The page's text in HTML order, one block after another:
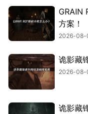
GRAIN
方案！
2026-08-
诡影藏
2026-08-
诡影藏